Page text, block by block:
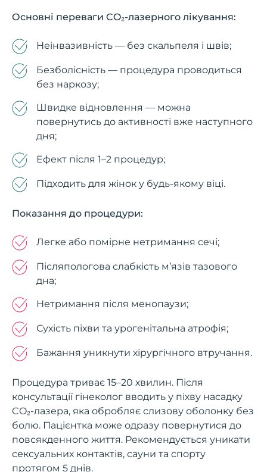
Основні переваги CO₂-лазерного лікування:
Неінвазивність — без скальпеля і швів;
Безболісність — процедура проводиться
без наркозу;
Швидке відновлення — можна
повернутись до активності вже наступного
дня;
Ефект після 1–2 процедур;
Підходить для жінок у будь-якому віці.
Показання до процедури:
Легке або помірне нетримання сечі;
Післяпологова слабкість м’язів тазового
дна;
Нетримання після менопаузи;
Сухість піхви та урогенітальна атрофія;
Бажання уникнути хірургічного втручання.
Процедура триває 15–20 хвилин. Після
консультації гінеколог вводить у піхву насадку
CO₂-лазера, яка обробляє слизову оболонку без
болю. Пацієнтка може одразу повернутися до
повсякденного життя. Рекомендується уникати
сексуальних контактів, сауни та спорту
протягом 5 днів.